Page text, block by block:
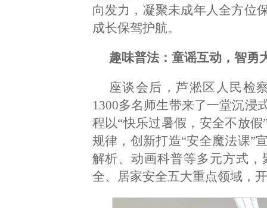
向发力，凝聚未成年人全方位
成长保驾护航。
趣味普法：童谣互动，智勇
座谈会后，芦淞区人民检
1300多名师生带来了一堂沉浸
程以“快乐过暑假，安全不放
规律，创新打造“安全魔法课”
解析、动画科普等多元方式
全、居家安全五大重点领域，